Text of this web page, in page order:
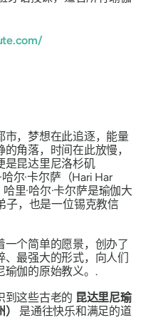
，梦想在此追逐，能量
角落，时间在此放慢，
是昆达里尼洛杉矶
尔·卡尔萨（Hari Har
里·哈尔·卡尔萨是瑜伽大
子，也是一位锡克教信
个简单的愿景，创办了
最强大的形式，向人们
瑜伽的原始教义。.
到这些古老的 昆达里尼瑜
是通往快乐和满足的道